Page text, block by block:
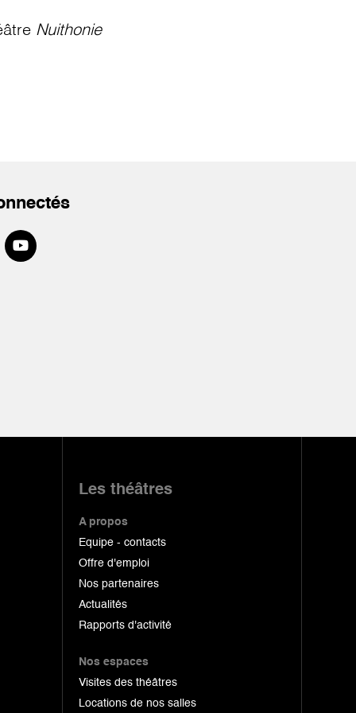
Nuithonie
Les théâtres
A propos
Equipe - contacts
Offre d'emploi
Nos partenaires
Actualités
Rapports d'activité
Nos espaces
Visites des théâtres
Locations de nos salles